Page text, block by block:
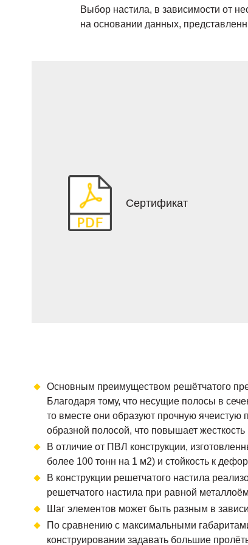
Выбор настила, в зависимости от
на основании данных,
Сертификат
Основным преимуществом решётчатого
Благодаря тому, что несущие полосы в
то вместе они образуют прочную ячеистую
образной полосой, что повышает жесткость
В отличие от ПВЛ конструкции,
более 100 тонн на 1 м2) и стойкость к
В конструкции решетчатого настила
решетчатого настила при равной
Шаг элементов может быть разным в
По сравнению с максимальными
конструировании задавать большие